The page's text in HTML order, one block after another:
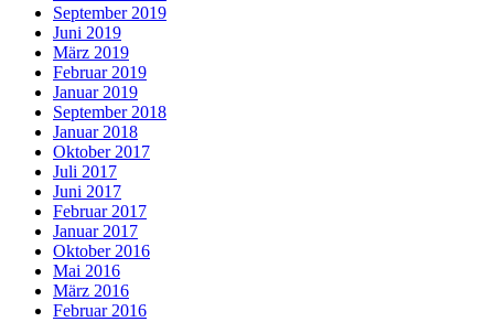
September 2019
Juni 2019
März 2019
Februar 2019
Januar 2019
September 2018
Januar 2018
Oktober 2017
Juli 2017
Juni 2017
Februar 2017
Januar 2017
Oktober 2016
Mai 2016
März 2016
Februar 2016